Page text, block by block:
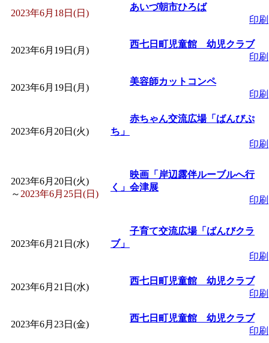
de 健康づくり」」 受
「堂島地区歴史ウオ
す」 受付期間：～
みなづる号乗車体
」
「皆鶴姫のこびる塾
」 受付期間：～
「みなづる号乗車体
de 健康づくり」」 受
2023年6月18日(日)
あいづ朝市ひろば
印刷
2023年6月19日(月)
西七日町児童館 幼児クラブ
印刷
2023年6月19日(月)
美容師カットコンペ
印刷
2023年6月20日(火)
赤ちゃん交流広場「ばんびぷ
ち」
印刷
2023年6月20日(火)
～ 2023年6月25日(日)
映画「岸辺露伴ルーブルへ行
く」会津展
印刷
2023年6月21日(水)
子育て交流広場「ばんびクラ
ブ」
印刷
2023年6月21日(水)
西七日町児童館 幼児クラブ
印刷
2023年6月23日(金)
西七日町児童館 幼児クラブ
印刷